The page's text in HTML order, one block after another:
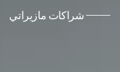
شراكات مازيراتي